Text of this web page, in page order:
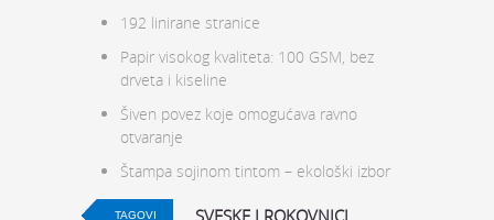
192 linirane stranice
Papir visokog kvaliteta: 100 GSM, bez
drveta i kiseline
Šiven povez koje omogućava ravno
otvaranje
Štampa sojinom tintom – ekološki izbor
TAGOVI SVESKE I ROKOVNICI